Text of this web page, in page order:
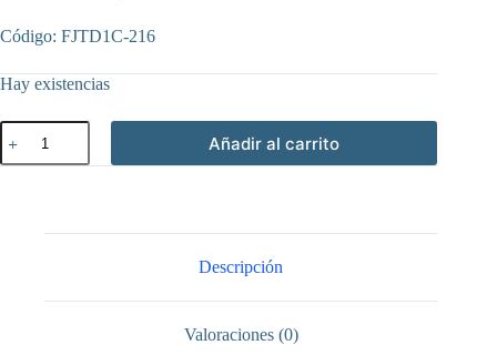
Código: FJTD1C-216
Hay existencias
Poesías
cantidad
Añadir al carrito
Descripción
Valoraciones (0)